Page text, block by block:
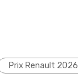
Prix Renault 2026